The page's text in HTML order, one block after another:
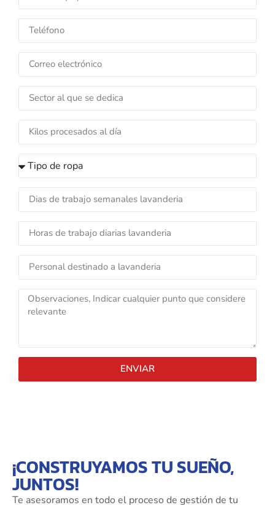
ENVIAR
¡CONSTRUYAMOS TU SUEÑO,
JUNTOS!
Te asesoramos en todo el proceso de gestión de tu